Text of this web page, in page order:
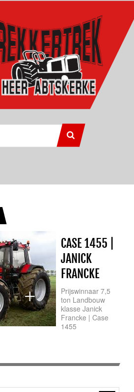
+
CASE 1455 |
JANICK
FRANCKE
Prijswinnaar 7,5
ton Landbouw
klasse Janick
Francke | Case
1455